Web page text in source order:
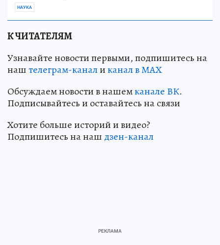
НАУКА
К ЧИТАТЕЛЯМ
Узнавайте новости первыми, подпишитесь на
наштелеграм-каналиканал в МАХ
Обсуждаем новости в нашемканале ВК.
Подписывайтесь и оставайтесь на связи
Хотите больше историй и видео?
Подпишитесь на наш дзен-канал